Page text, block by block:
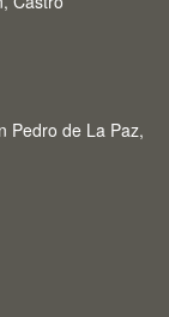
Pedro de La Paz,